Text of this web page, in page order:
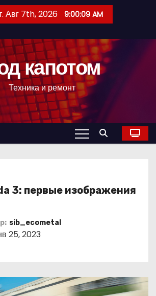
Авг 7th, 2026 9:00:10 AM
капотом
Техника и ремонт
3: первые изображения
sib_ecometal
25, 2023